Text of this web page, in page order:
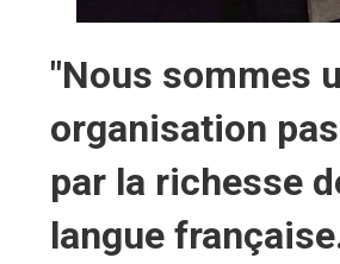
"Nous sommes
organisation
par la richesse
langue